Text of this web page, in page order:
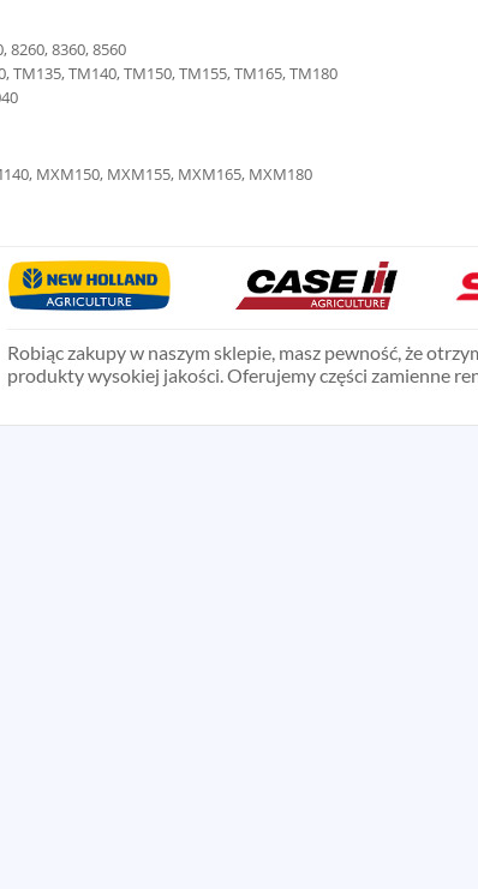
8260, 8360, 8560
TM135, TM140, TM150, TM155, TM165, TM180
MXM150, MXM155, MXM165, MXM180